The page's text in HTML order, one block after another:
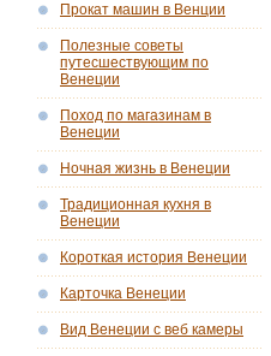
Прокат машин в Венции
Полезные советы
путесшествующим по
Венеции
Поход по магазинам в
Венеции
Ночная жизнь в Венеции
Традиционная кухня в
Венеции
Короткая история Венеции
Карточка Венеции
Вид Венеции с веб камеры